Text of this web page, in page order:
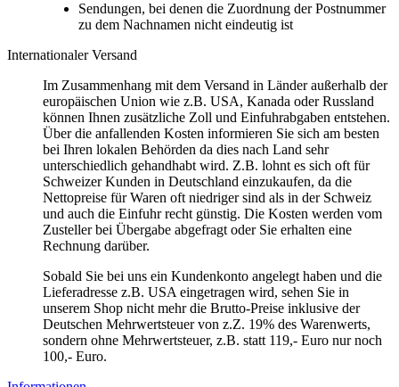
Sendungen, bei denen die Zuordnung der Postnummer
zu dem Nachnamen nicht eindeutig ist
Internationaler Versand
Im Zusammenhang mit dem Versand in Länder außerhalb der
europäischen Union wie z.B. USA, Kanada oder Russland
können Ihnen zusätzliche Zoll und Einfuhrabgaben entstehen.
Über die anfallenden Kosten informieren Sie sich am besten
bei Ihren lokalen Behörden da dies nach Land sehr
unterschiedlich gehandhabt wird. Z.B. lohnt es sich oft für
Schweizer Kunden in Deutschland einzukaufen, da die
Nettopreise für Waren oft niedriger sind als in der Schweiz
und auch die Einfuhr recht günstig. Die Kosten werden vom
Zusteller bei Übergabe abgefragt oder Sie erhalten eine
Rechnung darüber.
Sobald Sie bei uns ein Kundenkonto angelegt haben und die
Lieferadresse z.B. USA eingetragen wird, sehen Sie in
unserem Shop nicht mehr die Brutto-Preise inklusive der
Deutschen Mehrwertsteuer von z.Z. 19% des Warenwerts,
sondern ohne Mehrwertsteuer, z.B. statt 119,- Euro nur noch
100,- Euro.